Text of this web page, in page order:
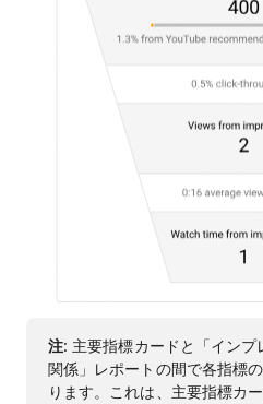
注: 主要指標カードと「イン
関係」レポートの間で各指標
ります。これは、主要指標カ